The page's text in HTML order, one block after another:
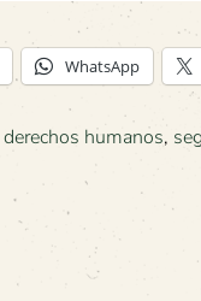
WhatsApp
derechos humanos,